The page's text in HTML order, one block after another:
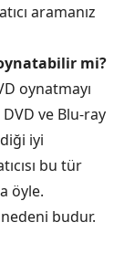
aramanız
mi?
oynatmayı
ve Blu-ray
iyi
bu tür
öyle.
budur.